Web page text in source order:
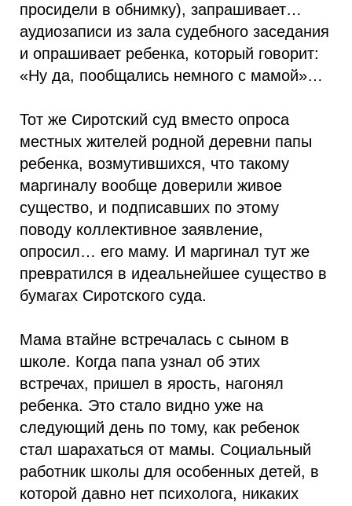
просидели в обнимку), запрашивает…
аудиозаписи из зала судебного заседания
и опрашивает ребенка, который говорит:
«Ну да, пообщались немного с мамой»…
Тот же Сиротский суд вместо опроса
местных жителей родной деревни папы
ребенка, возмутившихся, что такому
маргиналу вообще доверили живое
существо, и подписавших по этому
поводу коллективное заявление,
опросил… его маму. И маргинал тут же
превратился в идеальнейшее существо в
бумагах Сиротского суда.
Мама втайне встречалась с сыном в
школе. Когда папа узнал об этих
встречах, пришел в ярость, нагонял
ребенка. Это стало видно уже на
следующий день по тому, как ребенок
стал шарахаться от мамы. Социальный
работник школы для особенных детей, в
которой давно нет психолога, никаких